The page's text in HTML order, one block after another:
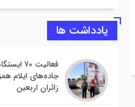
یادداشت ها
فعالیت
جاده‌های ایلام
زائران اربعین